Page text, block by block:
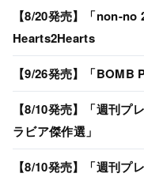
【8/20発売】「non-
Hearts2Hearts
【9/26発売】「
【8/10発売】「週刊プ
ラビア傑作選」
【8/10発売】「週刊プ